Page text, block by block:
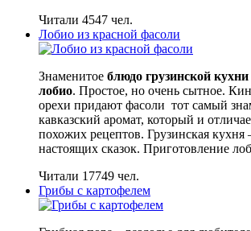
Читали 4547 чел.
Лобио из красной фасоли
Знаменитое блюдо грузинской кухни
лобио. Простое, но очень сытное.
орехи придают фасоли тот самый
кавказский аромат, который и
похожих рецептов. Грузинская кухня
настоящих сказок. Приготовление
Читали 17749 чел.
Грибы с картофелем